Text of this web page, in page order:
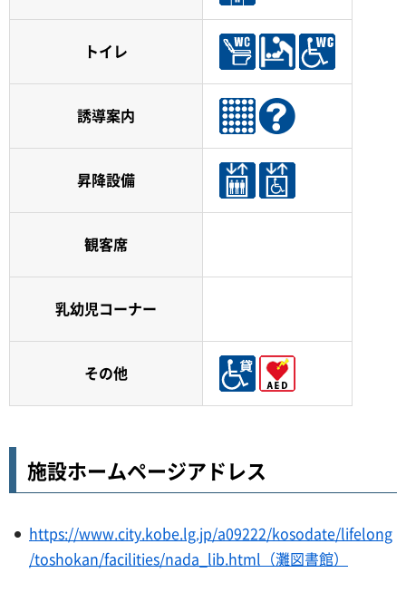
トイレ
誘導案内
昇降設備
観客席
乳幼児コーナー
その他
施設ホームページアドレス
https://www.city.kobe.lg.jp/a09222/kosodate/lifelong
/toshokan/facilities/nada_lib.html（灘図書館）